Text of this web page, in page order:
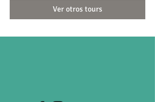
Ver otros tours